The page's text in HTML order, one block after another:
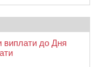
виплати до Дня